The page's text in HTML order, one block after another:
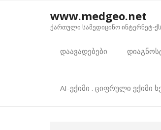
www.medgeo.net
ქართული სამედიცინო ინტერნეტ-
დაავადებები
AI-ექიმი . ციფრული ექიმი